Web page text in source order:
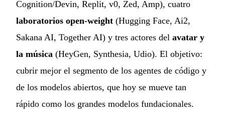
Cognition/Devin, Replit, v0, Zed, Amp), cuatro
laboratorios open-weight (Hugging Face, Ai2,
Sakana AI, Together AI) y tres actores del avatar y
la música (HeyGen, Synthesia, Udio). El objetivo:
cubrir mejor el segmento de los agentes de código y
de los modelos abiertos, que hoy se mueve tan
rápido como los grandes modelos fundacionales.